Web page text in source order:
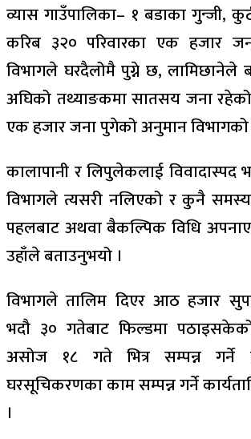
व्यास गाउँपालिका– १ बडाका गुन्जी,
करिब ३२० परिवारका एक हजार
विभागले घरदैलोमै पुग्ने छ, लामिछानेले
अघिको तथ्याङकमा सातसय जना रहेको
एक हजार जना पुगेको अनुमान
कालापानी र लिपुलेकलाई विवादास्पद
विभागले त्यसरी नलिएको र कुनै
पहलबाट अथवा बैकल्पिक विधि
उहाँले बताउनुभयो ।
विभागले तालिम दिएर आठ हजार
भदौ ३० गतेबाट फिल्डमा
असोज १८ गते भित्र सम्पन्न गर्ने
घरसूचिकरणका काम सम्पन्न गर्ने
।